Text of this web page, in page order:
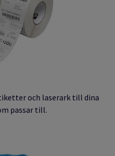
och laserark till dina
passar till.